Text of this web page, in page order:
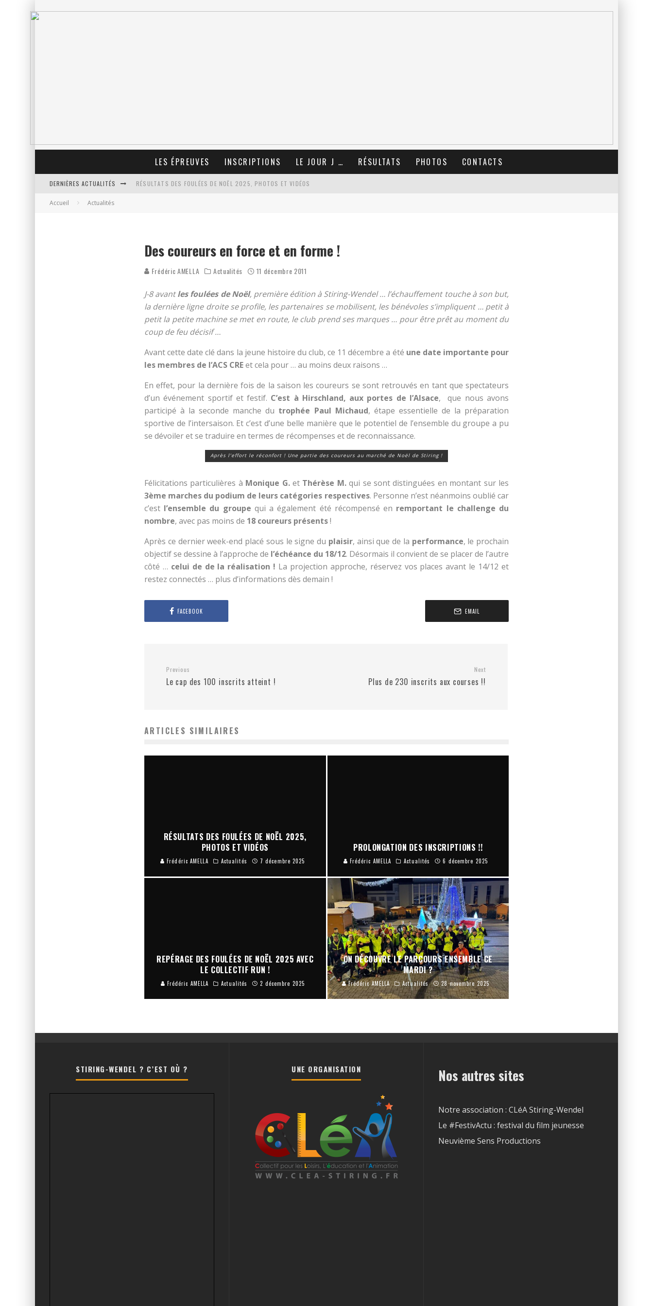
LES ÉPREUVES INSCRIPTIONS LE JOUR J … RÉSULTATS PHOTOS CONTACTS
DERNIÈRES ACTUALITÉS RÉSULTATS DES FOULÉES DE NOËL 2025, PHOTOS ET VIDÉOS
Accueil Actualités
Des coureurs en force et en forme !
Frédéric AMELLA Actualités 11 décembre 2011
J-8 avantles foulées de Noël, première édition à Stiring-Wendel … l’échauffement touche à son but,
la dernière ligne droite se profile, les partenaires se mobilisent, les bénévoles s’impliquent … petit à
petit la petite machine se met en route, le club prend ses marques … pour être prêt au moment du
coup de feu décisif …
Avant cette date clé dans la jeune histoire du club, ce 11 décembre a été une date importante pour
les membres de l’ACS CREet cela pour … au moins deux raisons …
En effet, pour la dernière fois de la saison les coureurs se sont retrouvés en tant que spectateurs
d’un événement sportif et festif. C’est à Hirschland, aux portes de l’Alsace, que nous avons
participé à la seconde manche du trophée Paul Michaud, étape essentielle de la préparation
sportive de l’intersaison. Et c’est d’une belle manière que le potentiel de l’ensemble du groupe a pu
se dévoiler et se traduire en termes de récompenses et de reconnaissance.
Après l’effort le réconfort ! Une partie des coureurs au marché de Noël de Stiring !
Félicitations particulières à Monique G.et Thérèse M.qui se sont distinguées en montant sur les
3ème marches du podium de leurs catégories respectives. Personne n’est néanmoins oublié car
c’est l’ensemble du groupe qui a également été récompensé en remportant le challenge du
nombre, avec pas moins de 18 coureurs présents!
Après ce dernier week-end placé sous le signe du plaisir, ainsi que de la performance, le prochain
objectif se dessine à l’approche de l’échéance du 18/12. Désormais il convient de se placer de l’autre
côté … celui de de la réalisation ! La projection approche, réservez vos places avant le 14/12 et
restez connectés … plus d’informations dès demain !
FACEBOOK EMAIL
Previous
Le cap des 100 inscrits atteint !
Next
Plus de 230 inscrits aux courses !!
ARTICLES SIMILAIRES
RÉSULTATS DES FOULÉES DE NOËL 2025,
PHOTOS ET VIDÉOS
Frédéric AMELLA Actualités 7 décembre 2025
PROLONGATION DES INSCRIPTIONS !!
Frédéric AMELLA Actualités 6 décembre 2025
REPÉRAGE DES FOULÉES DE NOËL 2025 AVEC
LE COLLECTIF RUN !
Frédéric AMELLA Actualités 2 décembre 2025
ON DÉCOUVRE LE PARCOURS ENSEMBLE CE
MARDI ?
Frédéric AMELLA Actualités 28 novembre 2025
STIRING-WENDEL ? C’EST OÙ ? UNE ORGANISATION Nos autres sites
Notre association : CLéA Stiring-Wendel
Le #FestivActu : festival du film jeunesse
Neuvième Sens Productions